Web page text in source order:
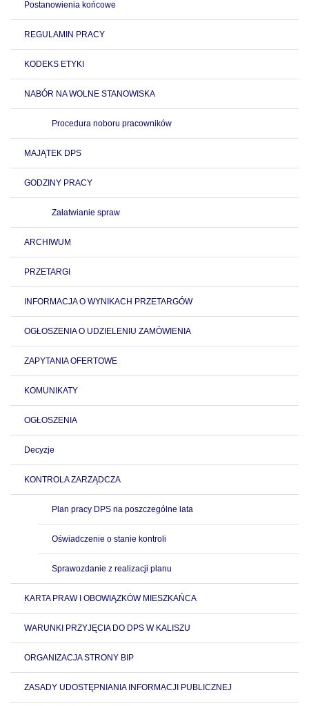
Postanowienia końcowe
REGULAMIN PRACY
KODEKS ETYKI
NABÓR NA WOLNE STANOWISKA
Procedura noboru pracowników
MAJĄTEK DPS
GODZINY PRACY
Załatwianie spraw
ARCHIWUM
PRZETARGI
INFORMACJA O WYNIKACH PRZETARGÓW
OGŁOSZENIA O UDZIELENIU ZAMÓWIENIA
ZAPYTANIA OFERTOWE
KOMUNIKATY
OGŁOSZENIA
Decyzje
KONTROLA ZARZĄDCZA
Plan pracy DPS na poszczególne lata
Oświadczenie o stanie kontroli
Sprawozdanie z realizacji planu
KARTA PRAW I OBOWIĄZKÓW MIESZKAŃCA
WARUNKI PRZYJĘCIA DO DPS W KALISZU
ORGANIZACJA STRONY BIP
ZASADY UDOSTĘPNIANIA INFORMACJI PUBLICZNEJ